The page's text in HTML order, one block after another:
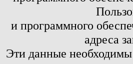
и программного
адреса
Эти данные